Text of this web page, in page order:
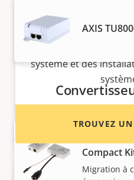
AXIS
Compact
Migration à
Axis ?
système et des
TROUVEZ